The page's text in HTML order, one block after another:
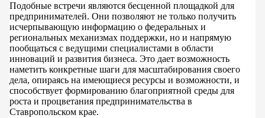
Подобные встречи являются бесценной площадкой для
предпринимателей. Они позволяют не только получить
исчерпывающую информацию о федеральных и
региональных механизмах поддержки, но и напрямую
пообщаться с ведущими специалистами в области
инноваций и развития бизнеса. Это дает возможность
наметить конкретные шаги для масштабирования своего
дела, опираясь на имеющиеся ресурсы и возможности, и
способствует формированию благоприятной среды для
роста и процветания предпринимательства в
Ставропольском крае.